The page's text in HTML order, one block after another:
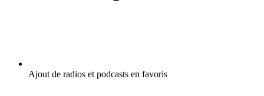
Ajout de radios et podcasts en favoris